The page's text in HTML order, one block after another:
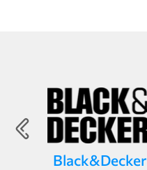
Black&Decker